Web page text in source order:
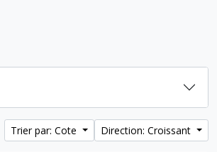
Trier par: Cote Direction: Croissant